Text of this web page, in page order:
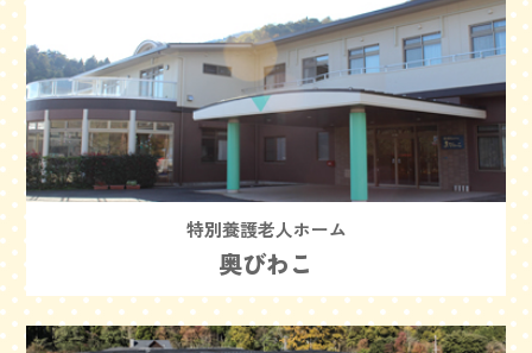
特別養護老人ホーム
奥びわこ